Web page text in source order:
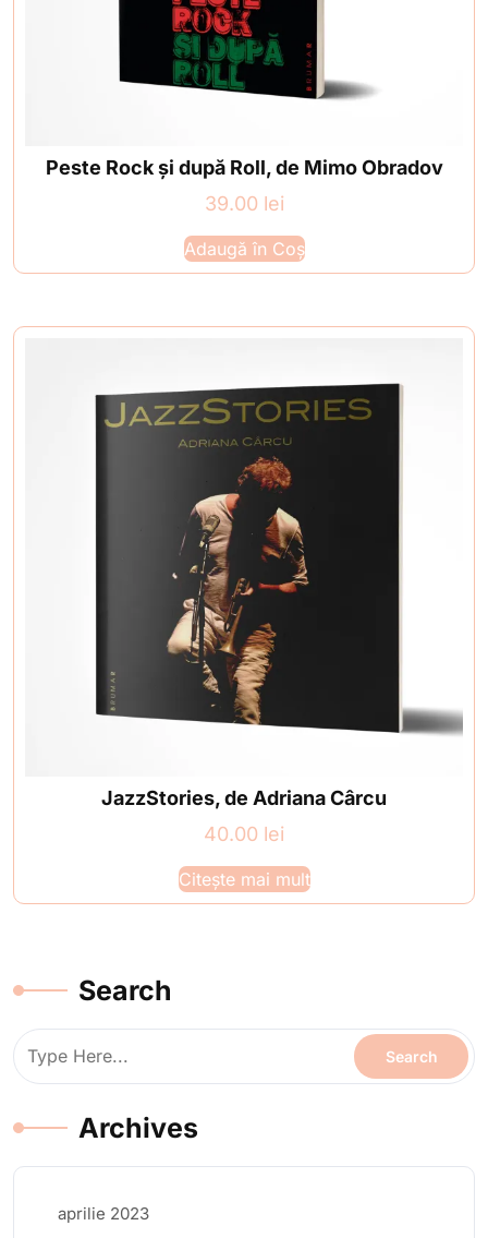
Peste Rock și după Roll, de Mimo Obradov
39.00 lei
Adaugă în Coș
JazzStories, de Adriana Cârcu
40.00 lei
Citește mai mult
Search
Archives
aprilie 2023